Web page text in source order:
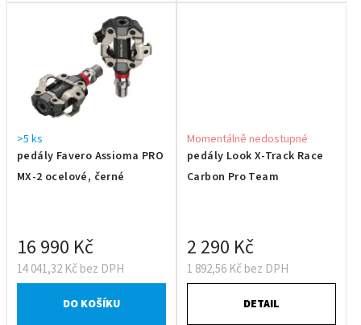
pedály Favero Assioma PRO
MX-2 ocelové, černé
>5 ks
14 041,32 Kč bez DPH
16 990 Kč
DO KOŠÍKU
pedály Look X-Track Race
Carbon Pro Team
Momentálně nedostupné
1 892,56 Kč bez DPH
2 290 Kč
DETAIL